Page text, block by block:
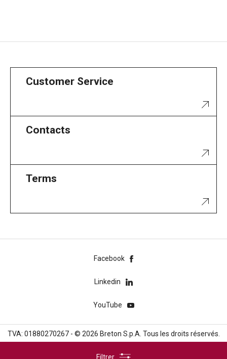
Customer Service
Contacts
Terms
Facebook
Linkedin
YouTube
TVA: 01880270267 - © 2026 Breton S.p.A. Tous les droits réservés.
Filtrer